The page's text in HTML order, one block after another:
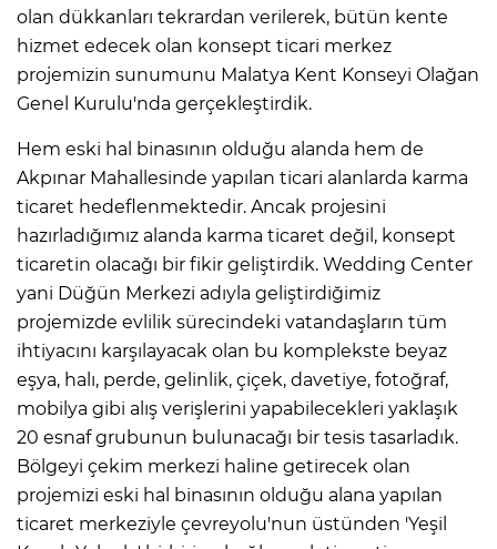
olan dükkanları tekrardan verilerek, bütün kente
hizmet edecek olan konsept ticari merkez
projemizin sunumunu Malatya Kent Konseyi Olağan
Genel Kurulu'nda gerçekleştirdik.
Hem eski hal binasının olduğu alanda hem de
Akpınar Mahallesinde yapılan ticari alanlarda karma
ticaret hedeflenmektedir. Ancak projesini
hazırladığımız alanda karma ticaret değil, konsept
ticaretin olacağı bir fikir geliştirdik. Wedding Center
yani Düğün Merkezi adıyla geliştirdiğimiz
projemizde evlilik sürecindeki vatandaşların tüm
ihtiyacını karşılayacak olan bu komplekste beyaz
eşya, halı, perde, gelinlik, çiçek, davetiye, fotoğraf,
mobilya gibi alış verişlerini yapabilecekleri yaklaşık
20 esnaf grubunun bulunacağı bir tesis tasarladık.
Bölgeyi çekim merkezi haline getirecek olan
projemizi eski hal binasının olduğu alana yapılan
ticaret merkeziyle çevreyolu'nun üstünden 'Yeşil